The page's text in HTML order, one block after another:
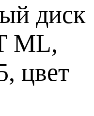
диск
ML,
цвет